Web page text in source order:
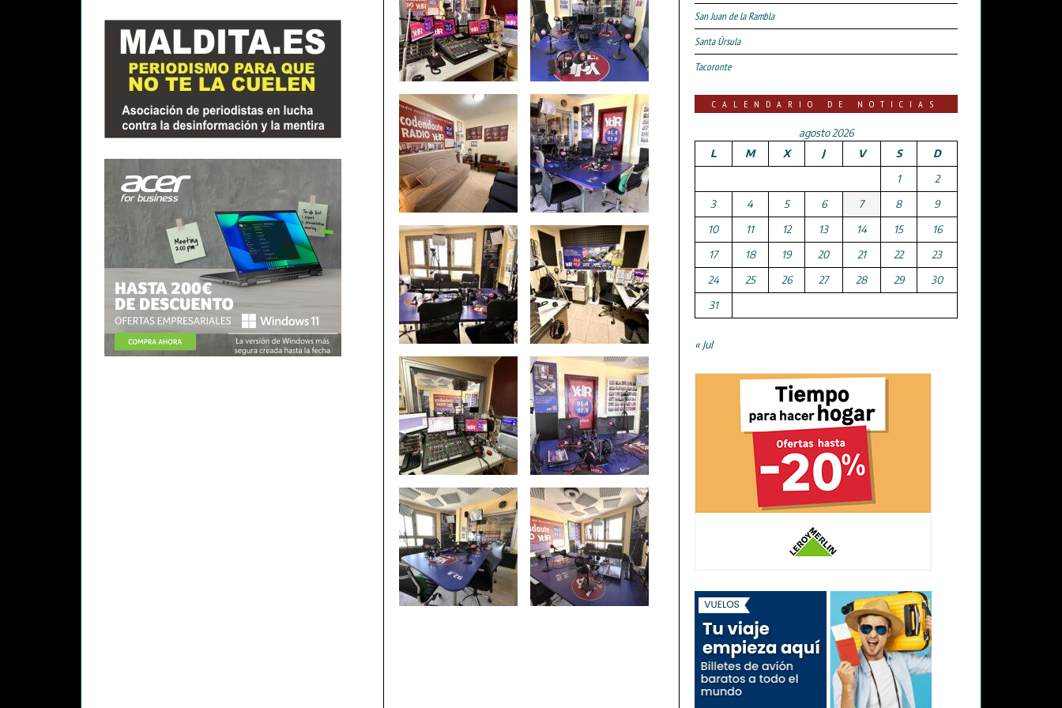
San Juan de la Rambla
Santa Úrsula
Tacoronte
CALENDARIO DE NOTICIAS
agosto 2026
L
M X J V S
D
1
2
3
4 5 6 7 8
9
10
11 12 13 14 15
16
17
18 19 20 21 22
23
24
25 26 27 28 29
30
31
« Jul